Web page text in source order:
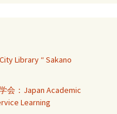
Library “ Sakano
会：Japan Academic
Learning